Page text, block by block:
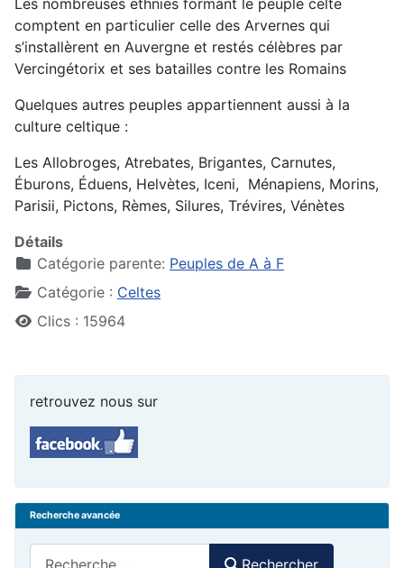
comptent en particulier celle des Arvernes qui
s’installèrent en Auvergne et restés célèbres par
Vercingétorix et ses batailles contre les Romains
Quelques autres peuples appartiennent aussi à la
culture celtique :
Les Allobroges, Atrebates, Brigantes, Carnutes,
Éburons, Éduens, Helvètes, Iceni, Ménapiens, Morins,
Parisii, Pictons, Rèmes, Silures, Trévires, Vénètes
Détails
Catégorie parente: Peuples de A à F
Catégorie : Celtes
Clics : 15964
retrouvez nous sur
Recherche avancée
Rechercher